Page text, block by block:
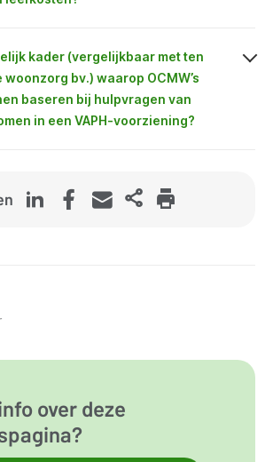
kader (vergelijkbaar met ten
bv.) waarop OCMW’s
baseren bij hulpvragen van
in een VAPH-voorziening?
over deze